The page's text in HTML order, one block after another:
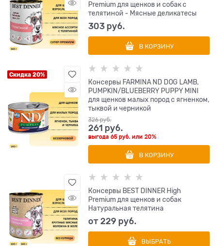
Premium для щенков и собак с
телятиной - Мясные деликатесы
303 руб.
В КОРЗИНУ
Скидка 20%
Консервы FARMINA ND DOG LAMB,
PUMPKIN/BLUEBERRY PUPPY MINI
для щенков малых пород с ягненком,
тыквой и черникой
326 руб.
261 руб.
выгода65 руб. или20%
В КОРЗИНУ
Консервы BEST DINNER High
Premium для щенков и собак
Натуральная телятина
от229 руб.
ВЫБРАТЬ